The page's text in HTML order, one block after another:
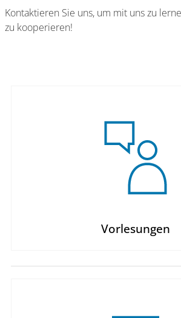
Kontaktieren Sie uns, um mit uns zu
zu kooperieren!
Vorlesungen